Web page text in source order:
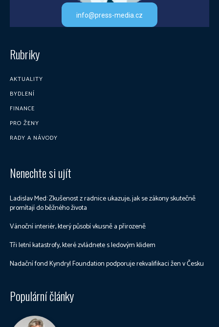
info@press-media.cz
Rubriky
AKTUALITY
BYDLENÍ
FINANCE
PRO ŽENY
RADY A NÁVODY
Nenechte si ujít
Ladislav Med: Zkušenost z radnice ukazuje, jak se zákony skutečně
promítají do běžného života
Vánoční interiér, který působí vkusně a přirozeně
Tři letní katastrofy, které zvládnete s ledovým klidem
Nadační fond Kyndryl Foundation podporuje rekvalifikaci žen v Česku
Populární články